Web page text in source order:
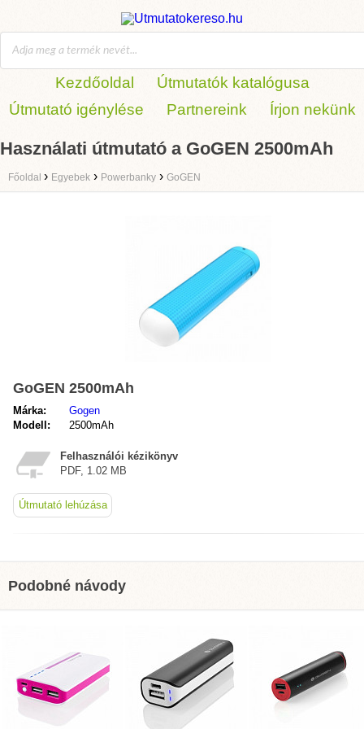
Kezdőoldal
Útmutatók katalógusa
Útmutató igénylése
Partnereink Írjon nekünk
Használati útmutató a GoGEN 2500mAh
Főoldal › Egyebek › Powerbanky › GoGEN
GoGEN 2500mAh
Márka:
Gogen
Modell:
2500mAh
Felhasználói kézikönyv
PDF, 1.02 MB
Útmutató lehúzása
Podobné návody